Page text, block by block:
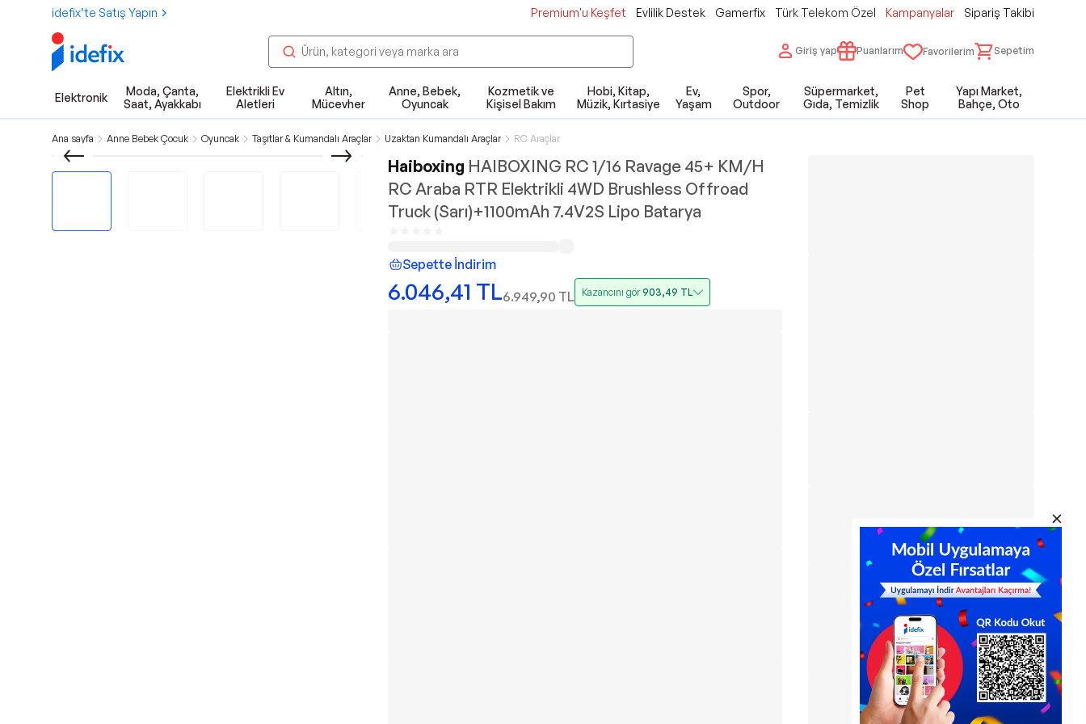
idefix’te Satış Yapın Premium'u Keşfet Evlilik Destek Gamerfix Türk Telekom Özel Kampanyalar Sipariş Takibi
Giriş yap Puanlarım Favorilerim Sepetim
Elektronik
Moda, Çanta,
Saat, Ayakkabı
Elektrikli Ev
Aletleri
Altın,
Mücevher
Anne, Bebek,
Oyuncak
Kozmetik ve
Kişisel Bakım
Hobi, Kitap,
Müzik, Kırtasiye
Ev,
Yaşam
Spor,
Outdoor
Süpermarket,
Gıda, Temizlik
Pet
Shop
Yapı Market,
Bahçe, Oto
Ana sayfa Anne Bebek Çocuk Oyuncak Taşıtlar & Kumandalı Araçlar Uzaktan Kumandalı Araçlar RC Araçlar
Haiboxing HAIBOXING RC 1/16 Ravage 45+ KM/H
RC Araba RTR Elektrikli 4WD Brushless Offroad
Truck (Sarı)+1100mAh 7.4V2S Lipo Batarya
Sepette İndirim
6.046,41 TL6.949,90 TL Kazancını gör903,49 TL